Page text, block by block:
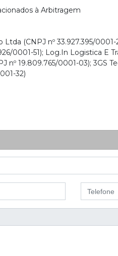
à Arbitragem
(CNPJ nº 33.927.395/
0001-51); Log.In Logistica E
nº 19.809.765/0001-03);
32)